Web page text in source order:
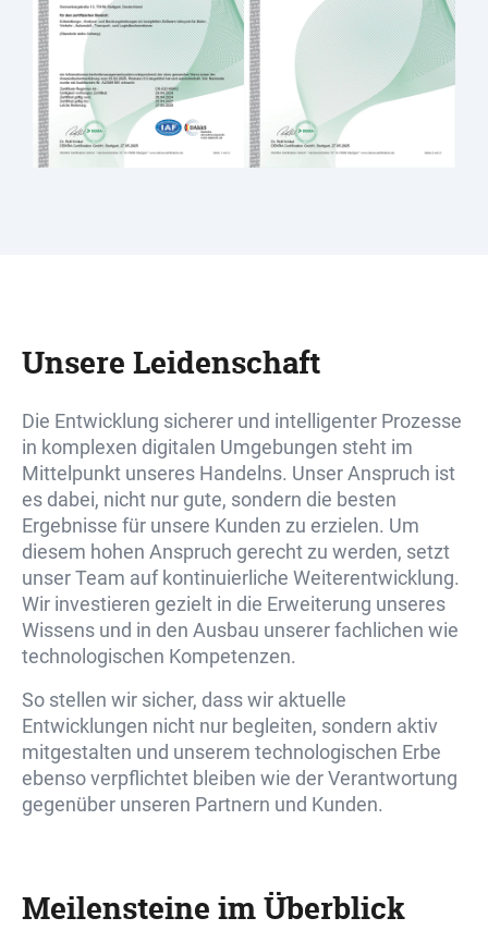
Unsere Leidenschaft
Die Entwicklung sicherer und intelligenter Prozesse
in komplexen digitalen Umgebungen steht im
Mittelpunkt unseres Handelns. Unser Anspruch ist
es dabei, nicht nur gute, sondern die besten
Ergebnisse für unsere Kunden zu erzielen. Um
diesem hohen Anspruch gerecht zu werden, setzt
unser Team auf kontinuierliche Weiterentwicklung.
Wir investieren gezielt in die Erweiterung unseres
Wissens und in den Ausbau unserer fachlichen wie
technologischen Kompetenzen.
So stellen wir sicher, dass wir aktuelle
Entwicklungen nicht nur begleiten, sondern aktiv
mitgestalten und unserem technologischen Erbe
ebenso verpflichtet bleiben wie der Verantwortung
gegenüber unseren Partnern und Kunden.
Meilensteine im Überblick